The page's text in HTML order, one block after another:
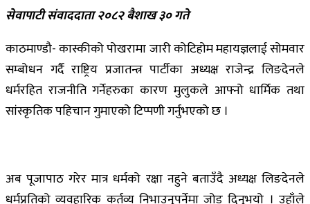
सेवापाटी संवाददाता २०८२ बैशाख ३० गते
काठमाण्डौ- कास्कीको पोखरामा जारी कोटिहोम महायज्ञलाई सोमवार
सम्बोधन गर्दै राष्ट्रिय प्रजातन्त्र पार्टीका अध्यक्ष राजेन्द्र लिङदेनले
धर्मरहित राजनीति गर्नेहरुका कारण मुलुकले आफ्नो धार्मिक तथा
सांस्कृतिक पहिचान गुमाएको टिप्पणी गर्नुभएको छ ।
अब पूजापाठ गरेर मात्र धर्मको रक्षा नहुने बताउँदै अध्यक्ष लिङदेनले
धर्मप्रतिको व्यवहारिक कर्तव्य निभाउनुपर्नेमा जोड दिनुभयो । उहाँले